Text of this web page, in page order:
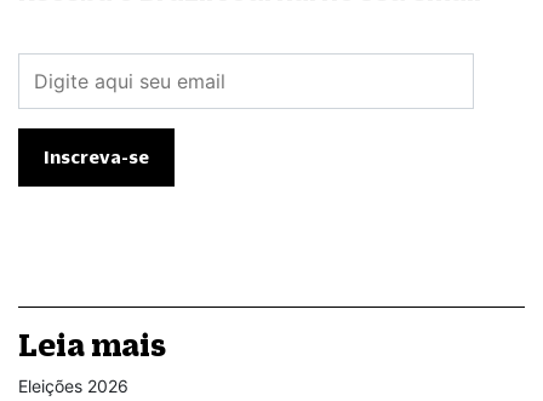
Leia mais
Eleições 2026